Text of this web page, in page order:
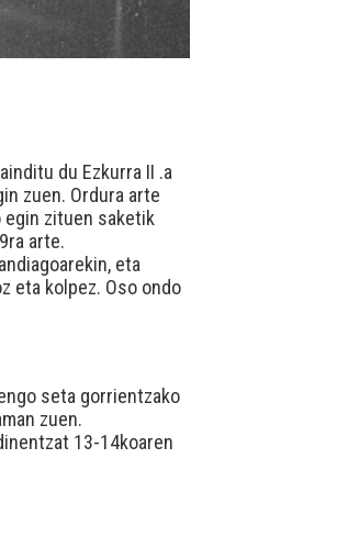
du Ezkurra II .a
zuen. Ordura arte
egin zituen saketik
arte.
eta
eta kolpez. Oso ondo
seta gorrientzako
zuen.
13-14koaren